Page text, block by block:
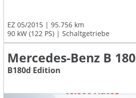
EZ 05/2015
95.756 km
90 kW (122 PS)
Schaltgetriebe
Mercedes-Benz B 180
B180d Edition